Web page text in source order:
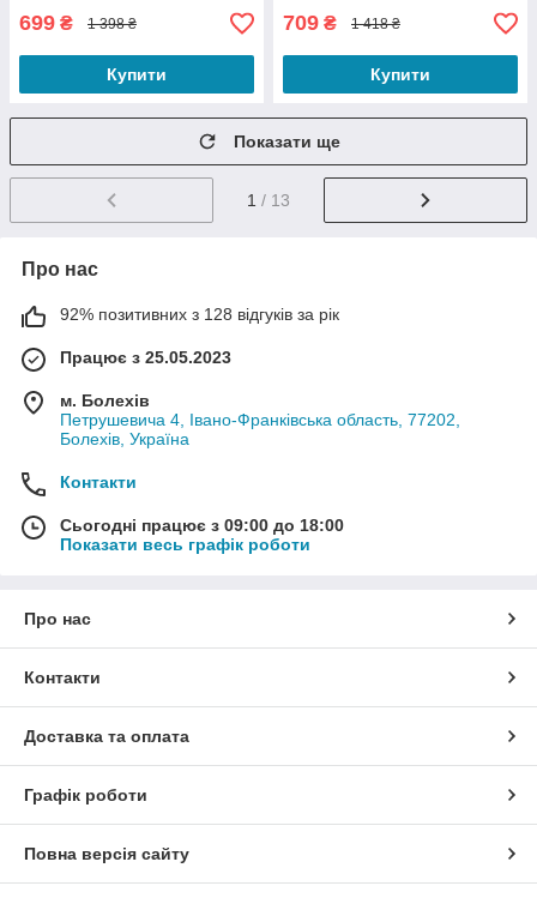
699 ₴ 1 398 ₴
Купити
709 ₴ 1 418 ₴
Купити
Показати ще
1 / 13
Про нас
92% позитивних з 128 відгуків за рік
Працює з 25.05.2023
м. Болехів
Петрушевича 4, Івано-Франківська область, 77202,
Болехів, Україна
Контакти
Сьогодні працює з 09:00 до 18:00
Показати весь графік роботи
Про нас
Контакти
Доставка та оплата
Графік роботи
Повна версія сайту